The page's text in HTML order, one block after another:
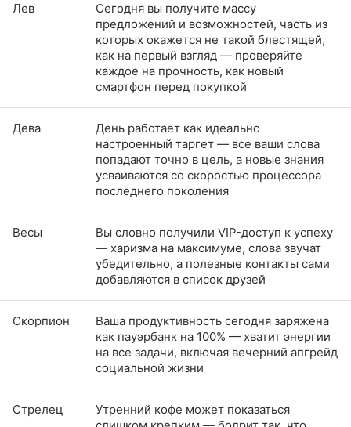
Лев
Сегодня вы получите массу
предложений и возможностей, часть из
которых окажется не такой блестящей,
как на первый взгляд — проверяйте
каждое на прочность, как новый
смартфон перед покупкой
Дева
День работает как идеально
настроенный таргет — все ваши слова
попадают точно в цель, а новые знания
усваиваются со скоростью процессора
последнего поколения
Весы
Вы словно получили VIP-доступ к успеху
— харизма на максимуме, слова звучат
убедительно, а полезные контакты сами
добавляются в список друзей
Скорпион
Ваша продуктивность сегодня заряжена
как пауэрбанк на 100% — хватит энергии
на все задачи, включая вечерний апгрейд
социальной жизни
Стрелец
Утренний кофе может показаться